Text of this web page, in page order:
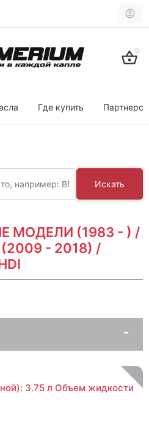
0
Где купить
Искать
МОДЕЛИ (1983 - ) /
(2009 - 2018) /
3.75 л Объем жидкости